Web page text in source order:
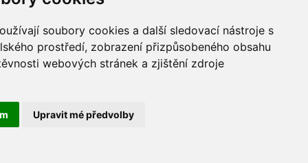
soubory cookies a další sledovací nástroje s
prostředí, zobrazení přizpůsobeného obsahu
webových stránek a zjištění zdroje
Upravit mé předvolby